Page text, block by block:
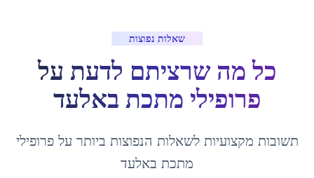
שאלות נפוצות
כל מה שרציתם לדעת על
פרופילי מתכת באלעד
תשובות מקצועיות לשאלות הנפוצות ביותר עלפרופילי
מתכת באלעד